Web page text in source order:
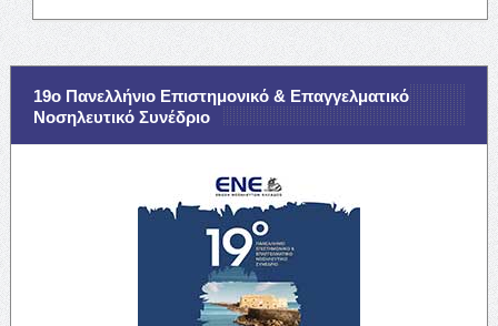
19ο Πανελλήνιο Επιστημονικό & Επαγγελματικό
Νοσηλευτικό Συνέδριο